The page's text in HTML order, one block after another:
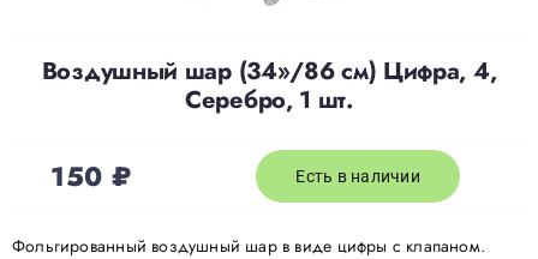
О нас
Воздушный шар (34»/86 см) Цифра, 4,
Серебро, 1 шт.
150 ₽ Есть в наличии
Фольгированный воздушный шар в виде цифры с клапаном.